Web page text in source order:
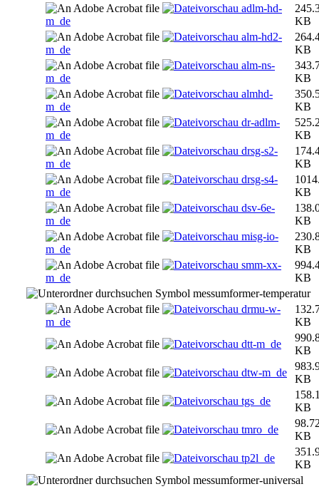
adlm-hd-
m_de
KB
alm-hd2-
m_de
KB
alm-ns-
m_de
KB
almhd-
m_de
KB
dr-adlm-
m_de
KB
drsg-s2-
m_de
KB
drsg-s4-
m_de
KB
dsv-6e-
m_de
KB
misg-io-
m_de
KB
smm-xx-
m_de
KB
messumformer-temperatur
drmu-w-
m_de
KB
dtt-m_de
KB
dtw-m_de
KB
tgs_de
KB
tmro_de
KB
tp2l_de
KB
messumformer-universal